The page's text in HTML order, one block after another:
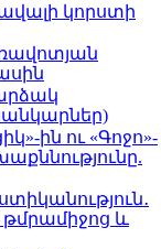
կորստի
ին ու «Գոջո»-
թմրամիջոց և